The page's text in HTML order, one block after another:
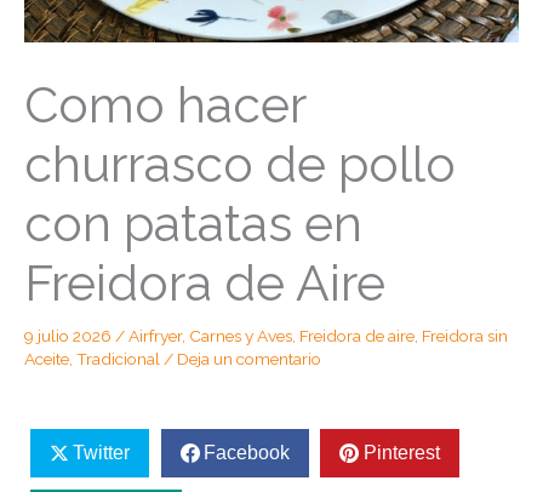
Como hacer
churrasco de pollo
con patatas en
Freidora de Aire
9 julio 2026 /Airfryer, Carnes y Aves Freidora de aire Freidora sin
Aceite Tradicional / Deja un comentario
Twitter Facebook Pinterest